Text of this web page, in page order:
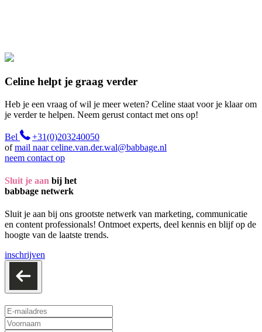
Celine helpt je graag verder
Heb je een vraag of wil je meer weten? Celine staat voor je klaar om
je verder te helpen. Neem gerust contact met ons op!
Bel
+31(0)203240050
ofmail naar celine.van.der.wal@babbage.nl
neem contact op
Sluit je aan bij het
babbage netwerk
Sluit je aan bij ons grootste netwerk van marketing, communicatie
en content professionals! Ontmoet experts, deel kennis en blijf op de
hoogte van de laatste trends.
inschrijven